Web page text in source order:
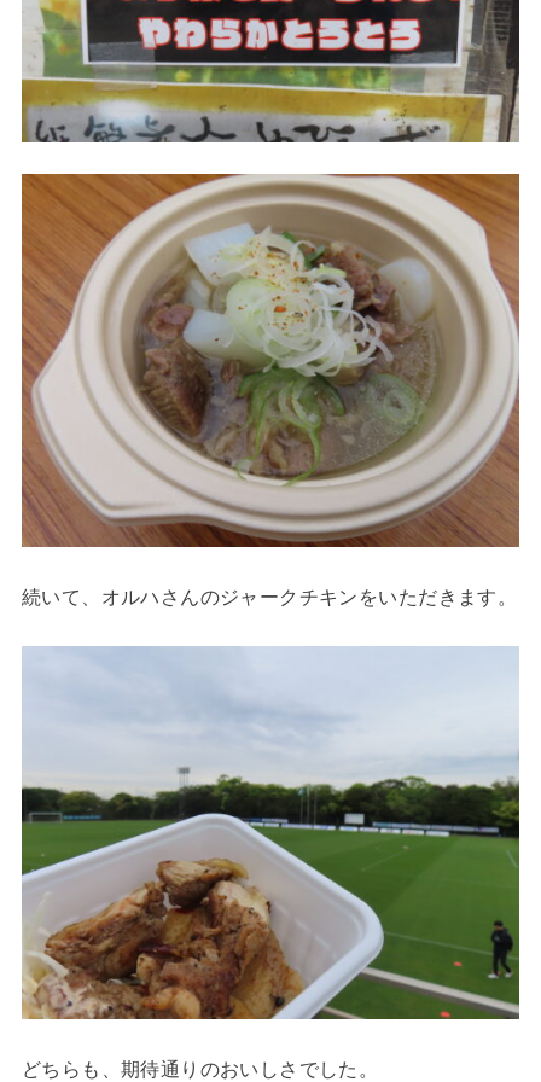
続いて、オルハさんのジャークチキンをいただきます。
どちらも、期待通りのおいしさでした。